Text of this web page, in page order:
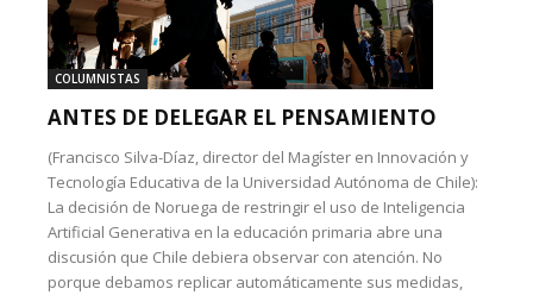
COLUMNISTAS
ANTES DE DELEGAR EL PENSAMIENTO
(Francisco Silva-Díaz, director del Magíster en Innovación y
Tecnología Educativa de la Universidad Autónoma de Chile):
La decisión de Noruega de restringir el uso de Inteligencia
Artificial Generativa en la educación primaria abre una
discusión que Chile debiera observar con atención. No
porque debamos replicar automáticamente sus medidas,